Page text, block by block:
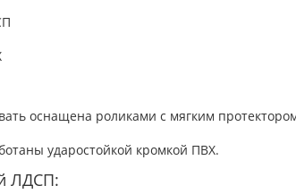
оснащена роликами с мягким
ударостойкой кромкой ПВХ.
ЛДСП: